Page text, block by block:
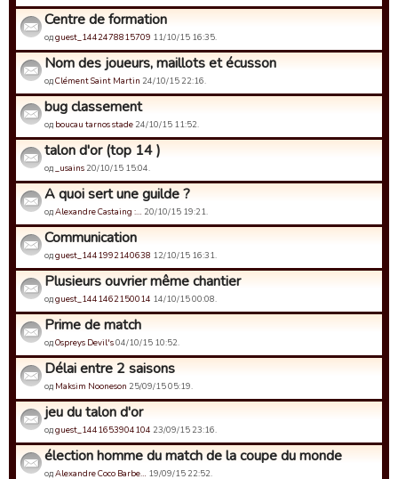
Centre de formation
одguest_1442478815709 11/10/15 16:35.
Nom des joueurs, maillots et écusson
одClément Saint Martin 24/10/15 22:16.
bug classement
од boucau tarnos stade 24/10/15 11:52.
talon d'or (top 14 )
од _usains 20/10/15 15:04.
A quoi sert une guilde ?
одAlexandre Castaing :… 20/10/15 19:21.
Communication
одguest_1441992140638 12/10/15 16:31.
Plusieurs ouvrier même chantier
одguest_1441462150014 14/10/15 00:08.
Prime de match
одOspreys Devil's04/10/15 10:52.
Délai entre 2 saisons
од Maksim Nooneson 25/09/15 05:19.
jeu du talon d'or
одguest_1441653904104 23/09/15 23:16.
élection homme du match de la coupe du monde
одAlexandre Coco Barbe… 19/09/15 22:52.